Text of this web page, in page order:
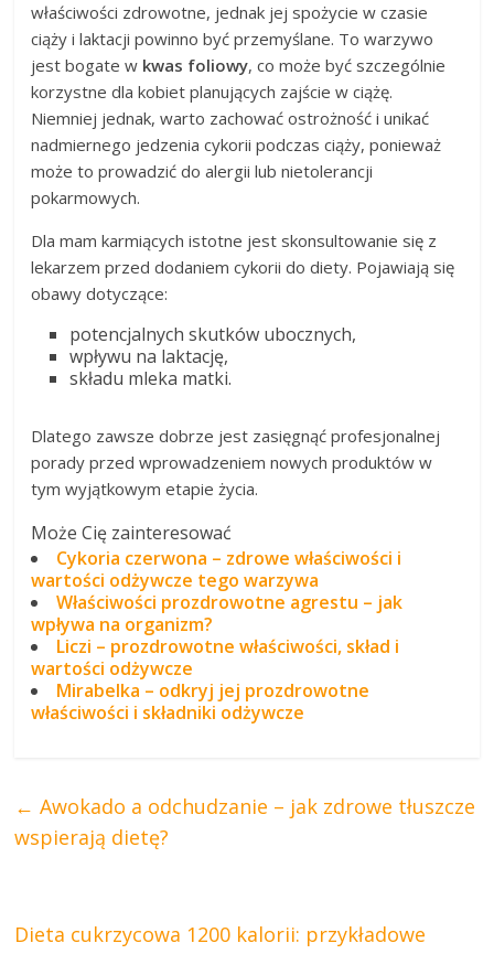
właściwości zdrowotne, jednak jej spożycie w czasie
ciąży i laktacji powinno być przemyślane. To warzywo
jest bogate w kwas foliowy, co może być szczególnie
korzystne dla kobiet planujących zajście w ciążę.
Niemniej jednak, warto zachować ostrożność i unikać
nadmiernego jedzenia cykorii podczas ciąży, ponieważ
może to prowadzić do alergii lub nietolerancji
pokarmowych.
Dla mam karmiących istotne jest skonsultowanie się z
lekarzem przed dodaniem cykorii do diety. Pojawiają się
obawy dotyczące:
potencjalnych skutków ubocznych,
wpływu na laktację,
składu mleka matki.
Dlatego zawsze dobrze jest zasięgnąć profesjonalnej
porady przed wprowadzeniem nowych produktów w
tym wyjątkowym etapie życia.
Może Cię zainteresować
Cykoria czerwona – zdrowe właściwości i
wartości odżywcze tego warzywa
Właściwości prozdrowotne agrestu – jak
wpływa na organizm?
Liczi – prozdrowotne właściwości, skład i
wartości odżywcze
Mirabelka – odkryj jej prozdrowotne
właściwości i składniki odżywcze
← Awokado a odchudzanie – jak zdrowe tłuszcze
wspierają dietę?
Dieta cukrzycowa 1200 kalorii: przykładowe